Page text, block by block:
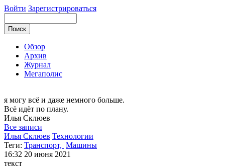
Войти Зарегистрироваться
Обзор
Архив
Журнал
Мегаполис
я могу всё и даже немного больше.
Всё идёт по плану.
Илья Склюев
Все записи
Илья Склюев Технологии
Теги: Транспорт, Машины
16:32 20 июня 2021
текст